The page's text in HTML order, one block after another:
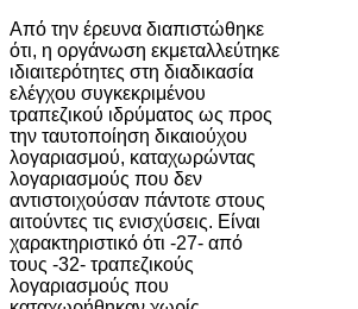
Από την έρευνα διαπιστώθηκε
ότι, η οργάνωση εκμεταλλεύτηκε
ιδιαιτερότητες στη διαδικασία
ελέγχου συγκεκριμένου
τραπεζικού ιδρύματος ως προς
την ταυτοποίηση δικαιούχου
λογαριασμού, καταχωρώντας
λογαριασμούς που δεν
αντιστοιχούσαν πάντοτε στους
αιτούντες τις ενισχύσεις. Είναι
χαρακτηριστικό ότι -27- από
τους -32- τραπεζικούς
λογαριασμούς που